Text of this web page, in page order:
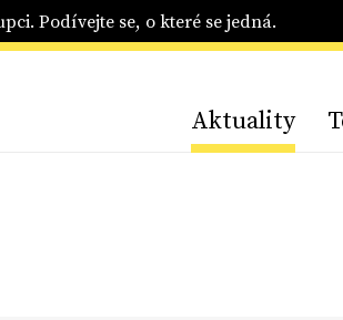
Podívejte se, o které se jedná.
Aktuality